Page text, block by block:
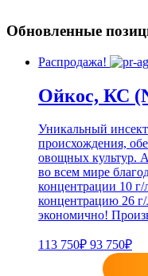
Обновленные
Распродажа!
Ойкос, КС
Уникальный
происхождения,
овощных культур.
во всем мире
концентрации 10
концентрацию 26
экономично!
113 750₽ 93 750₽